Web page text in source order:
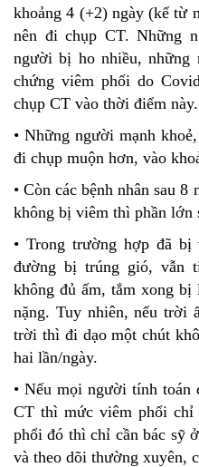
khoảng 4 (+2) ngày (kể từ
nên đi chụp CT. Những
người bị ho nhiều, những
chứng viêm phổi do
chụp CT vào thời điểm này.
• Những người mạnh
đi chụp muộn hơn, vào
• Còn các bệnh nhân sau
không bị viêm thì phần lớn
• Trong trường hợp đã bị
đường bị trúng gió, vẫn
không đủ ấm, tắm xong
nặng. Tuy nhiên, nếu trời
trời thì đi dạo một chút
hai lần/ngày.
• Nếu mọi người tính toán
CT thì mức viêm phổi
phổi đó thì chỉ cần bác sỹ
và theo dõi thường xuyên,